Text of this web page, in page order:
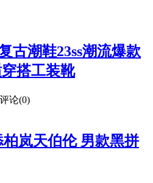
古潮鞋23ss潮流爆款
搭工装靴
评论(0)
岚天伯伦 男款黑拼